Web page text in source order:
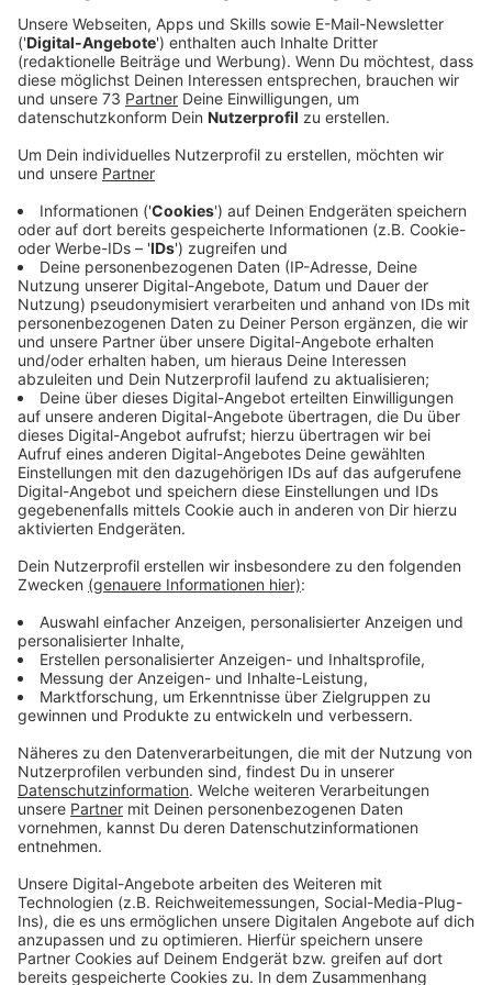
Anzeige
Verfahren gegen den Ahauser wurde
Anzeige
Im März 2024 nahm sich ein 29-jähriger Ahauser in
Untersuchungshaft das Leben. Die
Staatsanwaltschaft vermutet, dass er im September
2023 während eines Wohnmobilurlaubs in Norwegen
seine 24-jährige Freundin aus Meteln erschossen hat.
Das Verfahren gegen den Ahauser wurde eingestellt,
aber die Ermittlungen gegen den Waffenhändler, der
ihm die Pistole verkauft hatte, laufen weiter.
Anzeige
Anklage wegen fahrlässiger Tötung
Anzeige
Nun hat die Staatsanwaltschaft Anklage gegen den
Waffenhändler aus dem Westmünsterland erhoben.
Ihm wird fahrlässige Tötung und fahrlässiger Verstoß
gegen das Waffengesetz vorgeworfen. Der
verstorbene Ahauser hatte keine waffenrechtliche
Erlaubnis und durfte die Pistole nur auf der Schießbahn
des Waffenhändlers nutzen. Die Waffe blieb auf den
Waffenhändler registriert und hätte von ihm sicher
aufbewahrt werden müssen. Dass die Pistole fehlte,
bemerkte der Händler nicht. Es ist weiterhin unklar, wie
und wann der Ahauser an die Waffe gelangte, mit der
er seine Freundin erschossen haben soll.